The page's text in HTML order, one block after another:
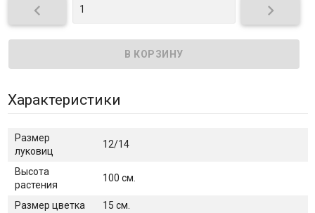
 
Характеристики
Размер
луковиц
12/14
Высота
растения
100 см.
Размер цветка
15 см.